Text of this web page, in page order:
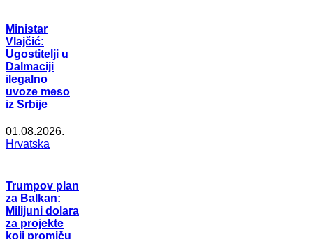
Ministar
Vlajčić:
Ugostitelji u
Dalmaciji
ilegalno
uvoze meso
iz Srbije
01.08.2026.
Hrvatska
Trumpov plan
za Balkan:
Milijuni dolara
za projekte
koji promiču